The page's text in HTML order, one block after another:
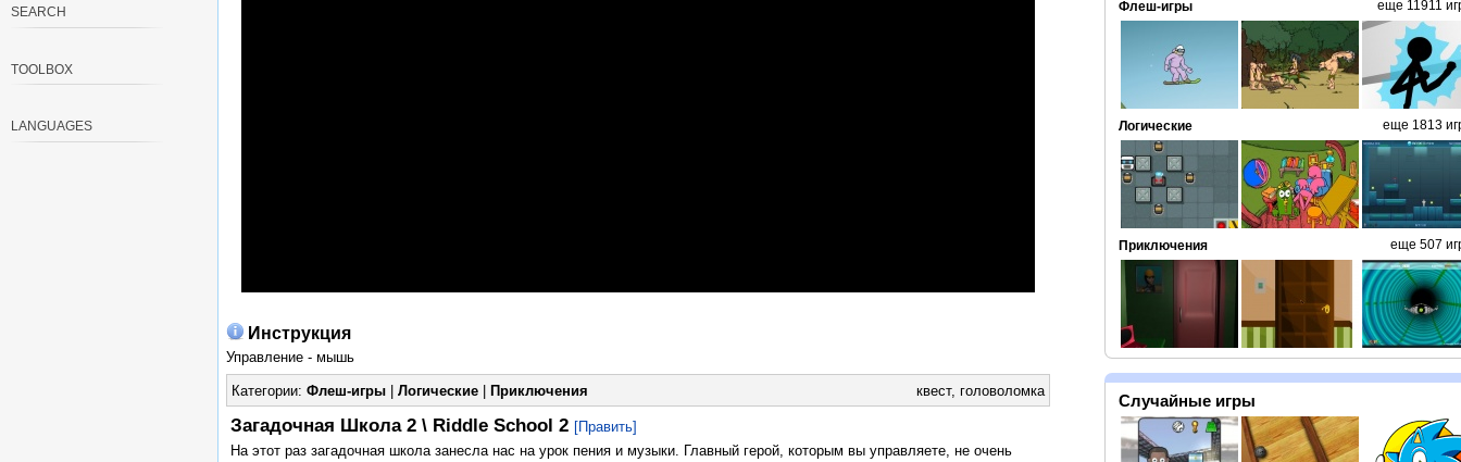
Инструкция
Управление - мышь
Категории: Флеш-игры| Логические| Приключения квест, головоломка
Загадочная Школа 2 \ Riddle School 2 [Править]
На этот раз загадочная школа занесла нас на урок пения и музыки. Главный герой, которым вы управляете, не очень
Флеш-игры еще 11911
Логические еще 1813
Приключения еще 507
Случайные игры
SEARCH
TOOLBOX
LANGUAGES